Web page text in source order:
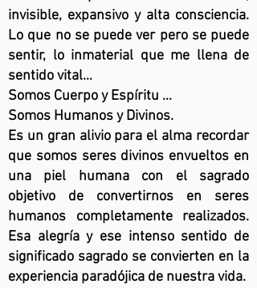
invisible, expansivo y alta consciencia.
Lo que no se puede ver pero se puede
sentir, lo inmaterial que me llena de
sentido vital…
Somos Cuerpo y Espíritu ...
Somos Humanos y Divinos.
Es un gran alivio para el alma recordar
que somos seres divinos envueltos en
una piel humana con el sagrado
objetivo de convertirnos en seres
humanos completamente realizados.
Esa alegría y ese intenso sentido de
significado sagrado se convierten en la
experiencia paradójica de nuestra vida.